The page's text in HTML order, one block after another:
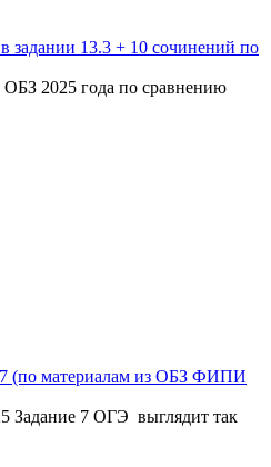
задании 13.3 + 10 сочинений по
2025 года по сравнению
(по материалам из ОБЗ ФИПИ
7 ОГЭ выглядит так